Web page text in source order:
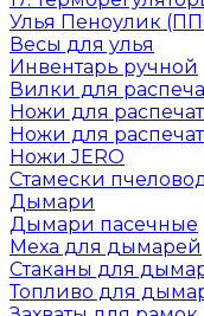
Улья Пеноулик
Весы для улья
Инвентарь ручной
Вилки для
Ножи для
Ножи для
Ножи JERO
Стамески
Дымари
Дымари пасечные
Меха для дымарей
Стаканы для
Топливо для